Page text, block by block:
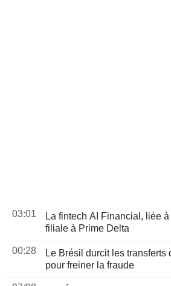
03:01
La fintech AI Financial, liée
filiale à Prime Delta
00:28
Le Brésil durcit les transferts
pour freiner la fraude